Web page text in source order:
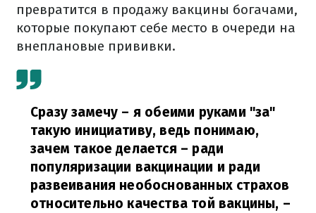
превратится в продажу вакцины богачами,
которые покупают себе место в очереди на
внеплановые прививки.
Сразу замечу – я обеими руками "за"
такую инициативу, ведь понимаю,
зачем такое делается – ради
популяризации вакцинации и ради
развеивания необоснованных страхов
относительно качества той вакцины, –